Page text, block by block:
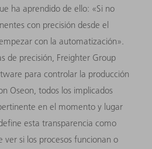
ha aprendido de ello: «Si no
con precisión desde el
con la automatización».
de precisión, Freighter Group
para controlar la producción
Oseon, todos los implicados
en el momento y lugar
esta transparencia como
si los procesos funcionan o